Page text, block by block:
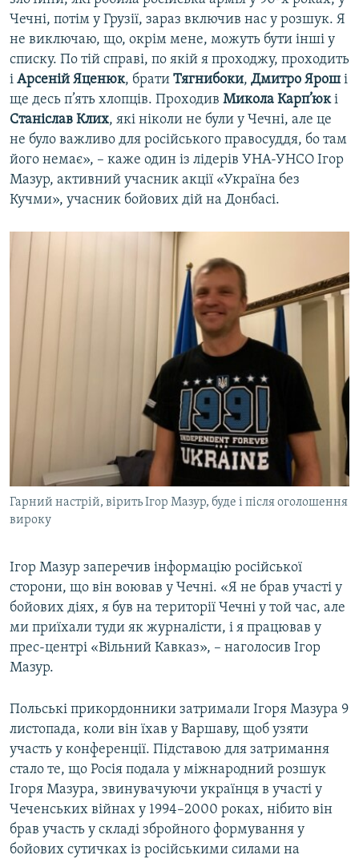
Чечні, потім у Грузії, зараз включив нас у розшук. Я
не виключаю, що, окрім мене, можуть бути інші у
списку. По тій справі, по якій я проходжу, проходить
і Арсеній Яценюк, брати Тягнибоки, Дмитро Ярош і
ще десь п’ять хлопців. Проходив Микола Карп’юкі
Станіслав Клих, які ніколи не були у Чечні, але це
не було важливо для російського правосуддя, бо там
його немає», – каже один із лідерів УНА-УНСО Ігор
Мазур, активний учасник акції «Україна без
Кучми», учасник бойових дій на Донбасі.
Гарний настрій, вірить Ігор Мазур, буде і після оголошення
вироку
Ігор Мазур заперечив інформацію російської
сторони, що він воював у Чечні. «Я не брав участі у
бойових діях, я був на території Чечні у той час, але
ми приїхали туди як журналісти, і я працював у
прес-центрі «Вільний Кавказ», – наголосив Ігор
Мазур.
Польські прикордонники затримали Ігоря Мазура 9
листопада, коли він їхав у Варшаву, щоб узяти
участь у конференції. Підставою для затримання
стало те, що Росія подала у міжнародний розшук
Ігоря Мазура, звинувачуючи українця в участі у
Чеченських війнах у 1994–2000 роках, нібито він
брав участь у складі збройного формування у
бойових сутичках із російськими силами на